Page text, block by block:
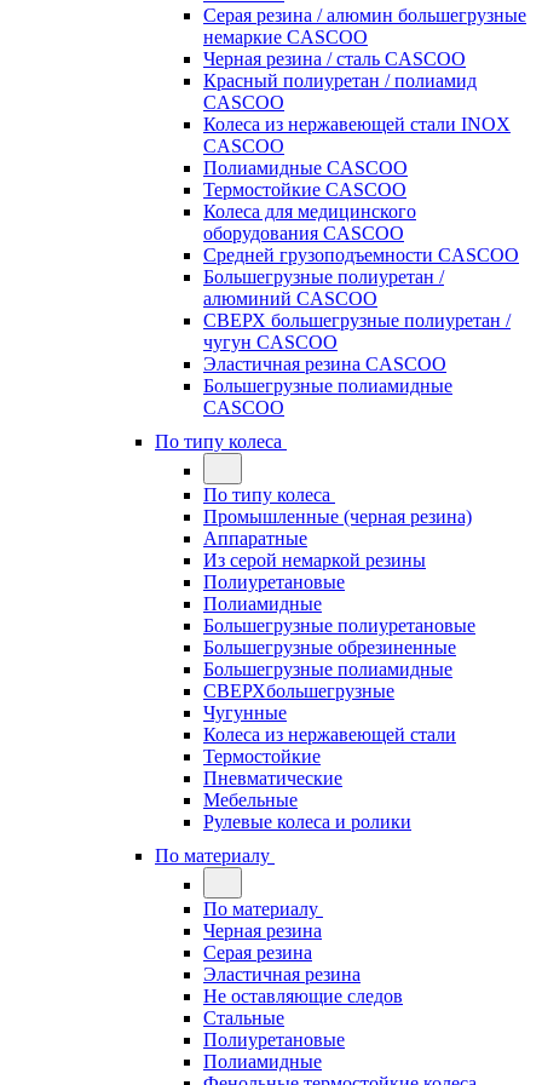
Серая резина / алюмин большегрузные
немаркие CASCOO
Черная резина / сталь CASCOO
Красный полиуретан / полиамид
CASCOO
Колеса из нержавеющей стали INOX
CASCOO
Полиамидные CASCOO
Термостойкие CASCOO
Колеса для медицинского
оборудования CASCOO
Средней грузоподъемности CASCOO
Большегрузные полиуретан /
алюминий CASCOO
СВЕРХ большегрузные полиуретан /
чугун CASCOO
Эластичная резина CASCOO
Большегрузные полиамидные
CASCOO
По типу колеса
По типу колеса
Промышленные (черная резина)
Аппаратные
Из серой немаркой резины
Полиуретановые
Полиамидные
Большегрузные полиуретановые
Большегрузные обрезиненные
Большегрузные полиамидные
СВЕРХбольшегрузные
Чугунные
Колеса из нержавеющей стали
Термостойкие
Пневматические
Мебельные
Рулевые колеса и ролики
По материалу
По материалу
Черная резина
Серая резина
Эластичная резина
Не оставляющие следов
Стальные
Полиуретановые
Полиамидные